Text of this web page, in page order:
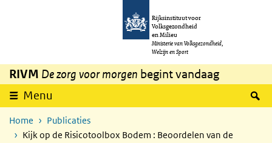
Overslaan en naar de inhoud gaan
Rijksinstituut voor
Volksgezondheid
en Milieu
Ministerie van Volksgezondheid,
Welzijn en Sport
RIVM De zorg voor morgen begint vandaag
Menu
Home
Publicaties
Kijk op de Risicotoolbox Bodem : Beoordelen van de